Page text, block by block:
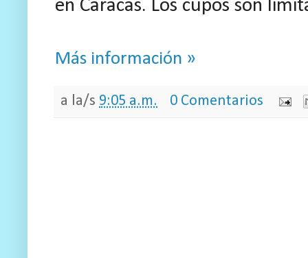
en Caracas. Los cupos son
Más información »
a la/s 9:05 a.m. 0 Comentarios